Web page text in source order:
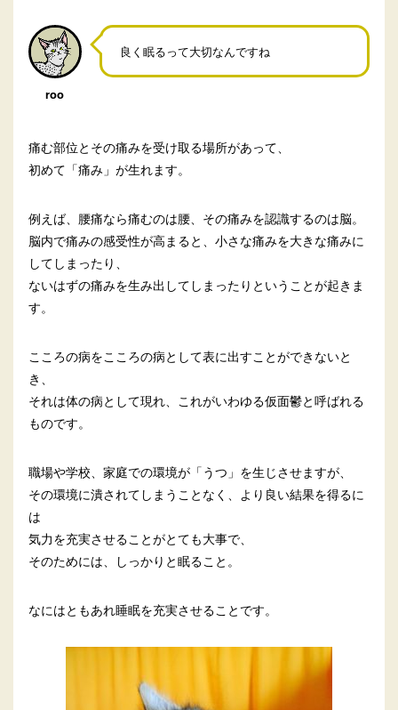
roo
良く眠るって大切なんですね
痛む部位とその痛みを受け取る場所があって、
初めて「痛み」が生れます。
例えば、腰痛なら痛むのは腰、その痛みを認識するのは脳。
脳内で痛みの感受性が高まると、小さな痛みを大きな痛みに
してしまったり、
ないはずの痛みを生み出してしまったりということが起きま
す。
こころの病をこころの病として表に出すことができないと
き、
それは体の病として現れ、これがいわゆる仮面鬱と呼ばれる
ものです。
職場や学校、家庭での環境が「うつ」を生じさせますが、
その環境に潰されてしまうことなく、より良い結果を得るに
は
気力を充実させることがとても大事で、
そのためには、しっかりと眠ること。
なにはともあれ睡眠を充実させることです。